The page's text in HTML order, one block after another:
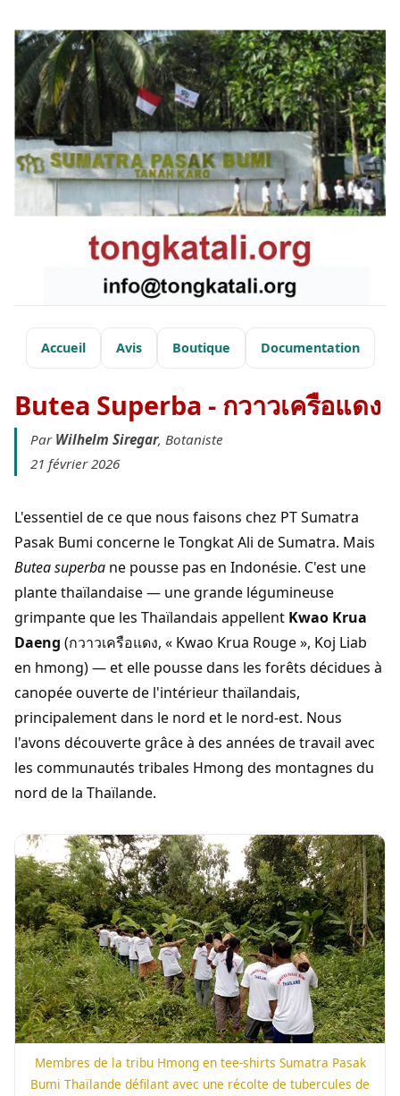
Accueil Avis Boutique Documentation
Butea Superba - กวาวเครือแดง
Par Wilhelm Siregar, Botaniste
21 février 2026
L'essentiel de ce que nous faisons chez PT Sumatra
Pasak Bumi concerne le Tongkat Ali de Sumatra. Mais
Butea superba ne pousse pas en Indonésie. C'est une
plante thaïlandaise — une grande légumineuse
grimpante que les Thaïlandais appellent Kwao Krua
Daeng (กวาวเครือแดง, « Kwao Krua Rouge », Koj Liab
en hmong) — et elle pousse dans les forêts décidues à
canopée ouverte de l'intérieur thaïlandais,
principalement dans le nord et le nord-est. Nous
l'avons découverte grâce à des années de travail avec
les communautés tribales Hmong des montagnes du
nord de la Thaïlande.
Membres de la tribu Hmong en tee-shirts Sumatra Pasak
Bumi Thaïlande défilant avec une récolte de tubercules de